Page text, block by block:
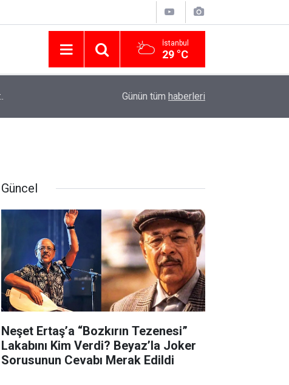
İstanbul
29 °C
Günün tüm haberleri
Güncel
Neşet Ertaş’a “Bozkırın Tezenesi”
Lakabını Kim Verdi? Beyaz’la Joker
Sorusunun Cevabı Merak Edildi